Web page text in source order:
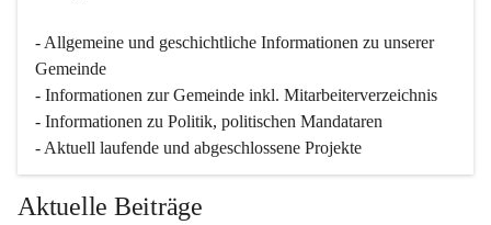
- Allgemeine und geschichtliche Informationen zu unserer
Gemeinde
- Informationen zur Gemeinde inkl. Mitarbeiterverzeichnis
- Informationen zu Politik, politischen Mandataren
- Aktuell laufende und abgeschlossene Projekte
Aktuelle Beiträge